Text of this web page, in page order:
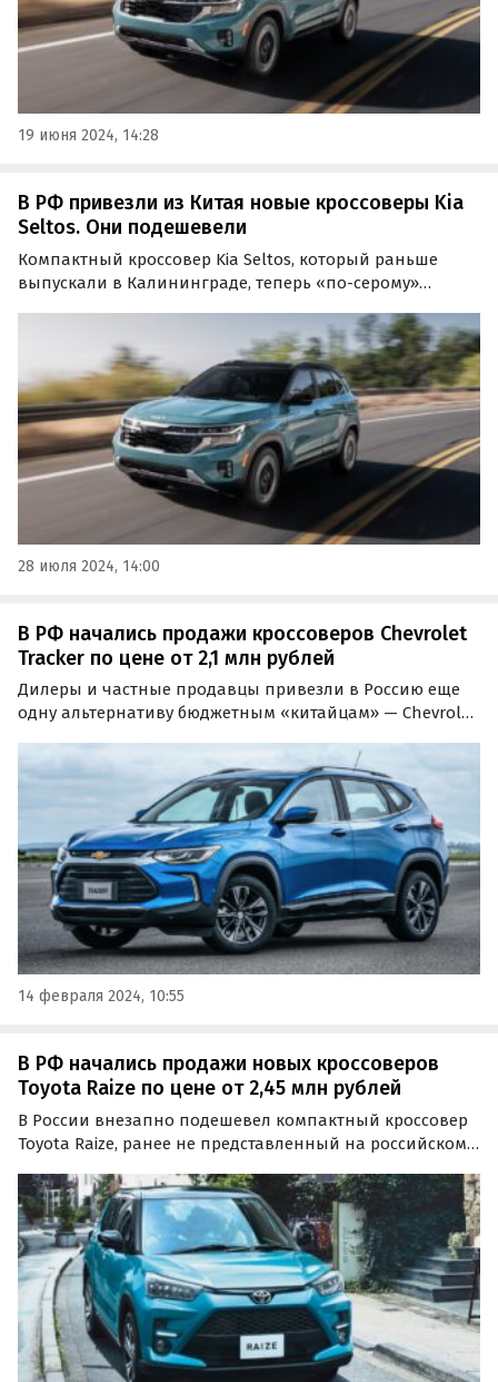
19 июня 2024, 14:28
В РФ привезли из Китая новые кроссоверы Kia
Seltos. Они подешевели
Компактный кроссовер Kia Seltos, который раньше
выпускали в Калининграде, теперь «по-серому»
из сайтов объявлений начинаются от 2 400 000 рублей,
сообщают «Автоновости дня».
28 июля 2024, 14:00
В РФ начались продажи кроссоверов Chevrolet
Tracker по цене от 2,1 млн рублей
Дилеры и частные продавцы привезли в Россию еще
одну альтернативу бюджетным «китайцам» — Chevrolet
тремя двигателями на выбор и стоят на одном из
классифайдов минимум 2 100 000 рублей, пишут…
14 февраля 2024, 10:55
В РФ начались продажи новых кроссоверов
Toyota Raize по цене от 2,45 млн рублей
В России внезапно подешевел компактный кроссовер
Toyota Raize, ранее не представленный на российском
классифайдах минимум 2 590 000 рублей, то сейчас в
продаже появились автомобили дешевле — цены на
них…